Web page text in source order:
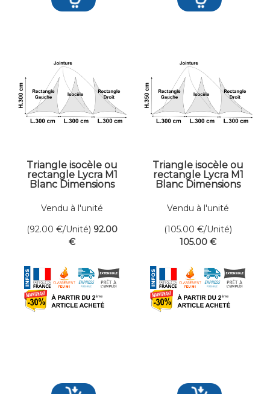
Triangle isocèle ou
rectangle Lycra M1
Blanc Dimensions
Vendu à l'unité
(92.00 €/Unité) 92.00
€
Triangle isocèle ou
rectangle Lycra M1
Blanc Dimensions
Vendu à l'unité
(105.00 €/Unité)
105.00 €